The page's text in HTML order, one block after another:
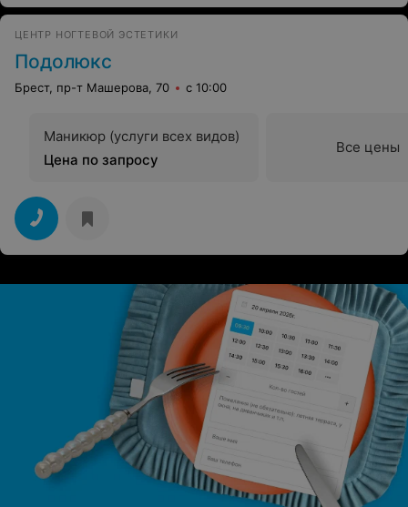
ЦЕНТР НОГТЕВОЙ ЭСТЕТИКИ
Подолюкс
Брест, пр-т Машерова, 70 с 10:00
Маникюр (услуги всех видов)
Цена по запросу
Все цены